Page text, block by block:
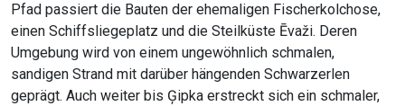
Pfad passiert die Bauten der ehemaligen Fischerkolchose,
einen Schiffsliegeplatz und die Steilküste Ēvaži. Deren
Umgebung wird von einem ungewöhnlich schmalen,
sandigen Strand mit darüber hängenden Schwarzerlen
geprägt. Auch weiter bis Ģipka erstreckt sich ein schmaler,